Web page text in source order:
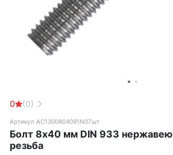
0 (0)
Артикул АС1300804091N07шт
Болт 8х40 мм DIN 933
резьба